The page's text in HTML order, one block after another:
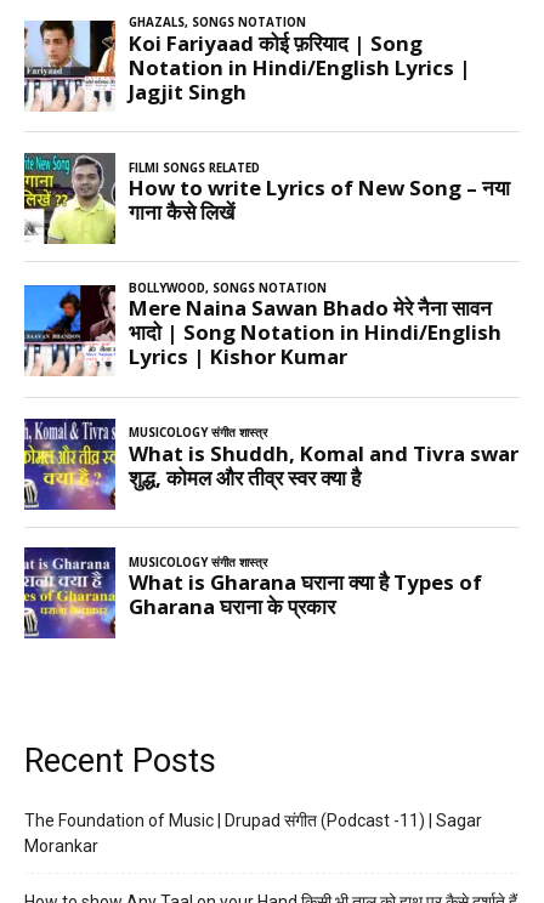
Recent Posts
The Foundation of Music | Drupad संगीत (Podcast -11) | Sagar
Morankar